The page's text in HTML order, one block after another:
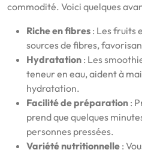
commodité. Voici quelques
Riche en fibres : Les fruits
sources de fibres,
Hydratation : Les
teneur en eau, aident à
hydratation.
Facilité de préparation :
prend que quelques
personnes pressées.
Variété nutritionnelle :